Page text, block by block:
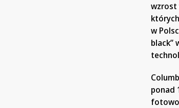
wzrost
w
black”
ponad